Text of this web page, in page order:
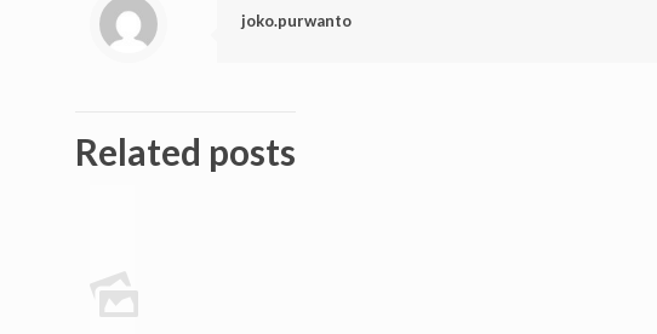
joko.purwanto
Related posts